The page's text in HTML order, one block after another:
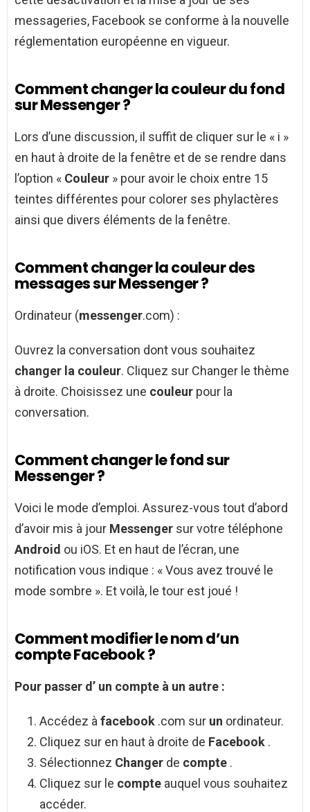
messageries, Facebook se conforme à la nouvelle
réglementation européenne en vigueur.
Comment changer la couleur du fond
sur Messenger ?
Lors d’une discussion, il suffit de cliquer sur le « i »
en haut à droite de la fenêtre et de se rendre dans
l’option « Couleur » pour avoir le choix entre 15
teintes différentes pour colorer ses phylactères
ainsi que divers éléments de la fenêtre.
Comment changer la couleur des
messages sur Messenger ?
Ordinateur (messenger.com) :
Ouvrez la conversation dont vous souhaitez
changer la couleur. Cliquez sur Changer le thème
à droite. Choisissez une couleur pour la
conversation.
Comment changer le fond sur
Messenger ?
Voici le mode d’emploi. Assurez-vous tout d’abord
d’avoir mis à jour Messenger sur votre téléphone
Android ou iOS. Et en haut de l’écran, une
notification vous indique : « Vous avez trouvé le
mode sombre ». Et voilà, le tour est joué !
Comment modifier le nom d’un
compte Facebook ?
Pour passer d’ un compte à un autre :
Accédez à facebook .com sur un ordinateur.
Cliquez sur en haut à droite de Facebook .
Sélectionnez Changer de compte .
Cliquez sur le compte auquel vous souhaitez
accéder.